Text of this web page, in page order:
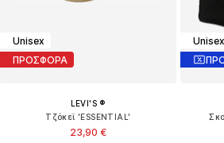
Unisex
ΠΡΟΣΦΟΡΑ
LEVI'S ®
Τζόκεϊ 'ESSENTIAL'
23,90 €
Unisex